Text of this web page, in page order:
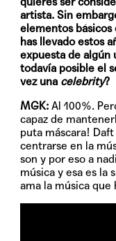
artista. Sin
elementos básicos
has llevado estos
expuesta de algún
todavía posible el
vez una celebrity?
MGK: Al 100%.
capaz de
puta máscara!
centrarse en la
son y por eso a
música y esa es la
ama la música que